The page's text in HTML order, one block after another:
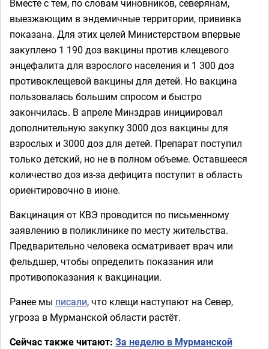
Вместе с тем, по словам чиновников, северянам,
выезжающим в эндемичные территории, прививка
показана. Для этих целей Министерством впервые
закуплено 1 190 доз вакцины против клещевого
энцефалита для взрослого населения и 1 300 доз
противоклещевой вакцины для детей. Но вакцина
пользовалась большим спросом и быстро
закончилась. В апреле Минздрав инициировал
дополнительную закупку 3000 доз вакцины для
взрослых и 3000 доз для детей. Препарат поступил
только детский, но не в полном объеме. Оставшееся
количество доз из-за дефицита поступит в область
ориентировочно в июне.
Вакцинация от КВЭ проводится по письменному
заявлению в поликлинике по месту жительства.
Предварительно человека осматривает врач или
фельдшер, чтобы определить показания или
противопоказания к вакцинации.
Ранее мы писали, что клещи наступают на Север,
угроза в Мурманской области растёт.
Сейчас также читают: За неделю в Мурманской